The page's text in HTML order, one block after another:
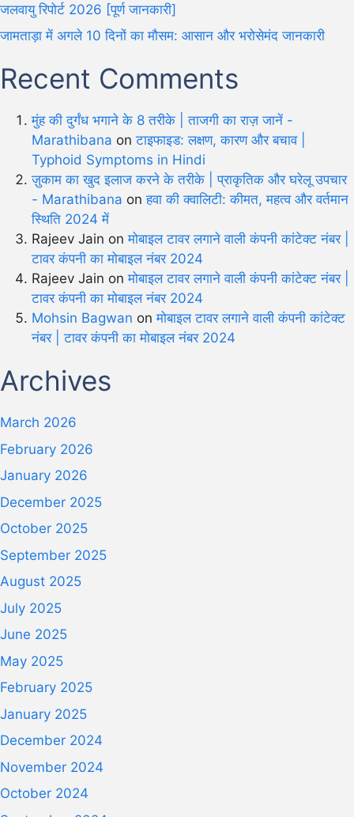
जलवायु रिपोर्ट 2026 [पूर्ण जानकारी]
जामताड़ा में अगले 10 दिनों का मौसम: आसान और भरोसेमंद जानकारी
Recent Comments
मुंह की दुर्गंध भगाने के 8 तरीके | ताजगी का राज़ जानें -
Marathibana onटाइफाइड: लक्षण, कारण और बचाव |
Typhoid Symptoms in Hindi
ज़ुकाम का खुद इलाज करने के तरीके | प्राकृतिक और घरेलू उपचार
- Marathibana onहवा की क्वालिटी: कीमत, महत्व और वर्तमान
स्थिति 2024 में
Rajeev Jain onमोबाइल टावर लगाने वाली कंपनी कांटेक्ट नंबर |
टावर कंपनी का मोबाइल नंबर 2024
Rajeev Jain onमोबाइल टावर लगाने वाली कंपनी कांटेक्ट नंबर |
टावर कंपनी का मोबाइल नंबर 2024
Mohsin Bagwan onमोबाइल टावर लगाने वाली कंपनी कांटेक्ट
नंबर | टावर कंपनी का मोबाइल नंबर 2024
Archives
March 2026
February 2026
January 2026
December 2025
October 2025
September 2025
August 2025
July 2025
June 2025
May 2025
February 2025
January 2025
December 2024
November 2024
October 2024